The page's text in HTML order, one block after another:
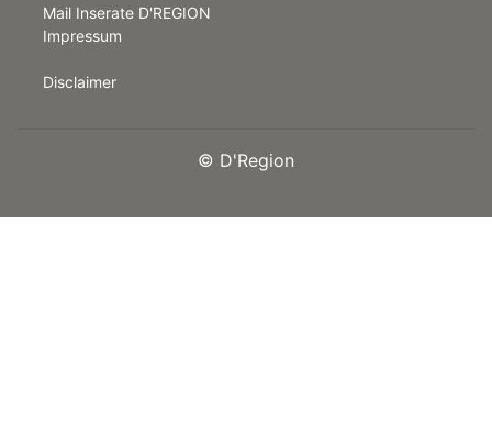
Mail Inserate D'REGION
Impressum
Disclaimer
© D'Region